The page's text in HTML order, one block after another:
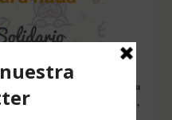
todos tus dispositivos y cada
en internet desde esa página,